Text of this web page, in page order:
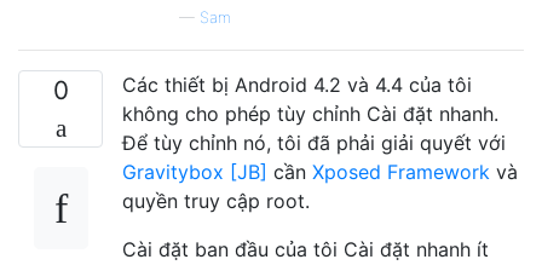
— Sam
0
Các thiết bị Android 4.2 và 4.4 của tôi
không cho phép tùy chỉnh Cài đặt nhanh.
Để tùy chỉnh nó, tôi đã phải giải quyết với
Gravitybox [JB] cần Xposed Framework và
quyền truy cập root.
Cài đặt ban đầu của tôi Cài đặt nhanh ít